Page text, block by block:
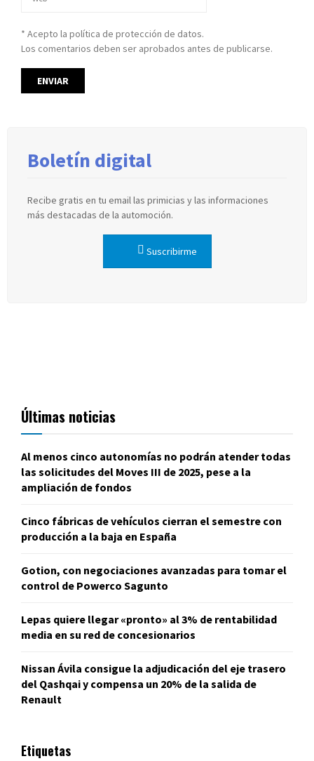
* Acepto la política de protección de datos.
Los comentarios deben ser aprobados antes de publicarse.
Boletín digital
Recibe gratis en tu email las primicias y las informaciones
más destacadas de la automoción.
Suscribirme
Últimas noticias
Al menos cinco autonomías no podrán atender todas
las solicitudes del Moves III de 2025, pese a la
ampliación de fondos
Cinco fábricas de vehículos cierran el semestre con
producción a la baja en España
Gotion, con negociaciones avanzadas para tomar el
control de Powerco Sagunto
Lepas quiere llegar «pronto» al 3% de rentabilidad
media en su red de concesionarios
Nissan Ávila consigue la adjudicación del eje trasero
del Qashqai y compensa un 20% de la salida de
Renault
Etiquetas